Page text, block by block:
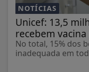
NOTÍCIAS
Unicef: 13,5
recebem
No total, 15% dos
inadequada em